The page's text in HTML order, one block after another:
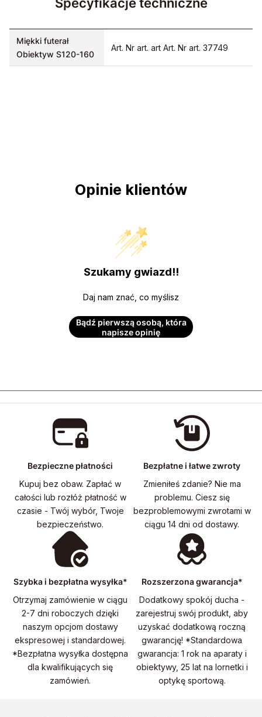
Miękki futerał
Obiektyw S120-160
Art. Nr art. art Art. Nr art. 37749
Opinie klientów
Szukamy gwiazd!!
Daj nam znać, co myślisz
Bądź pierwszą osobą, która
napisze opinię
Bezpieczne płatności
Kupuj bez obaw. Zapłać w
całości lub rozłóż płatność w
czasie - Twój wybór, Twoje
bezpieczeństwo.
Bezpłatne i łatwe zwroty
Zmieniłeś zdanie? Nie ma
problemu. Ciesz się
bezproblemowymi zwrotami w
ciągu 14 dni od dostawy.
Szybka i bezpłatna wysyłka*
Otrzymaj zamówienie w ciągu
2-7 dni roboczych dzięki
naszym opcjom dostawy
ekspresowej i standardowej.
*Bezpłatna wysyłka dostępna
dla kwalifikujących się
zamówień.
Rozszerzona gwarancja*
Dodatkowy spokój ducha -
zarejestruj swój produkt, aby
uzyskać dodatkową roczną
gwarancję! *Standardowa
gwarancja: 1 rok na aparaty i
obiektywy, 25 lat na lornetki i
optykę sportową.